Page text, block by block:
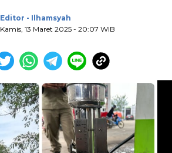
Editor - Ilhamsyah
Kamis, 13 Maret 2025 - 20:07 WIB